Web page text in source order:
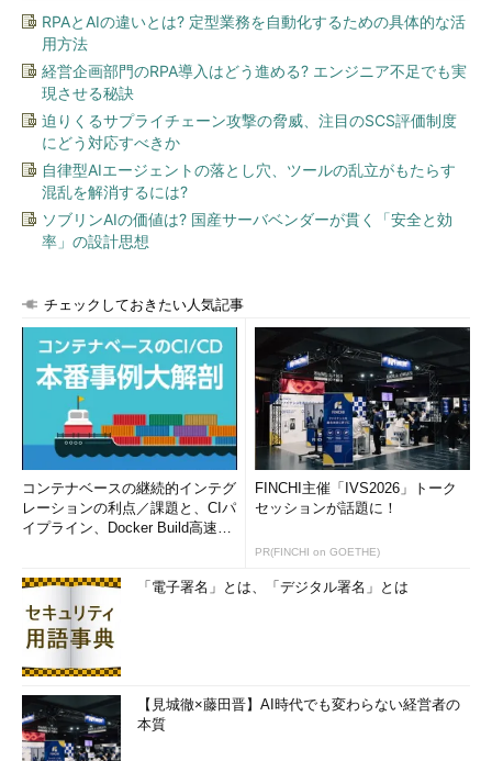
RPAとAIの違いとは? 定型業務を自動化するための具体的な活
用方法
経営企画部門のRPA導入はどう進める? エンジニア不足でも実
現させる秘訣
迫りくるサプライチェーン攻撃の脅威、注目のSCS評価制度
にどう対応すべきか
自律型AIエージェントの落とし穴、ツールの乱立がもたらす
混乱を解消するには?
ソブリンAIの価値は? 国産サーバベンダーが貫く「安全と効
率」の設計思想
チェックしておきたい人気記事
コンテナベースの継続的インテグ
レーションの利点／課題と、CIパ
イプライン、Docker Build高速化
FINCHI主催「IVS2026」トーク
セッションが話題に！
PR(FINCHI on GOETHE)
「電子署名」とは、「デジタル署名」とは
【見城徹×藤田晋】AI時代でも変わらない経営者の
本質